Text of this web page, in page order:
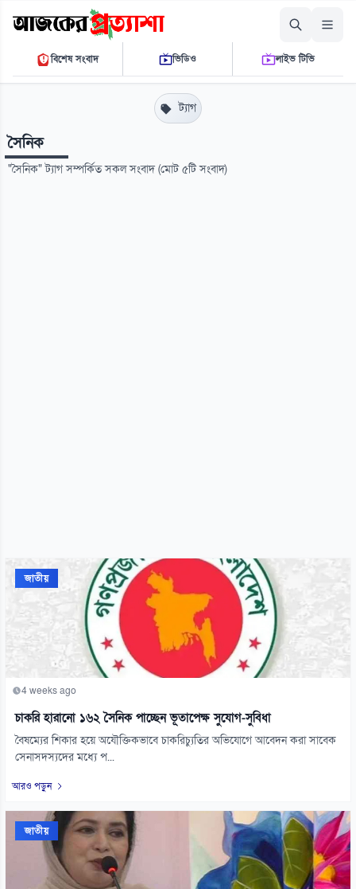
শনিবার, ০৮ আগস্ট ২০২৬
০৭:১২:৪৮ এ.এম.THE DAILY AJKER PROTTASHA
বিশেষ সংবাদ ভিডিও লাইভ টিভি
ট্যাগ
সৈনিক
"সৈনিক" ট্যাগ সম্পর্কিত সকল সংবাদ (মোট ৫টি সংবাদ)
জাতীয়
4 weeks ago
চাকরি হারানো ১৬২ সৈনিক পাচ্ছেন ভূতাপেক্ষ সুযোগ-সুবিধা
বৈষম্যের শিকার হয়ে অযৌক্তিকভাবে চাকরিচ্যুতির অভিযোগে আবেদন করা সাবেক
সেনাসদস্যদের মধ্যে প...
আরও পড়ুন
জাতীয়